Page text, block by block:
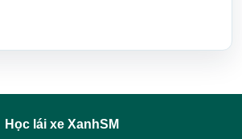
Học lái xe XanhSM